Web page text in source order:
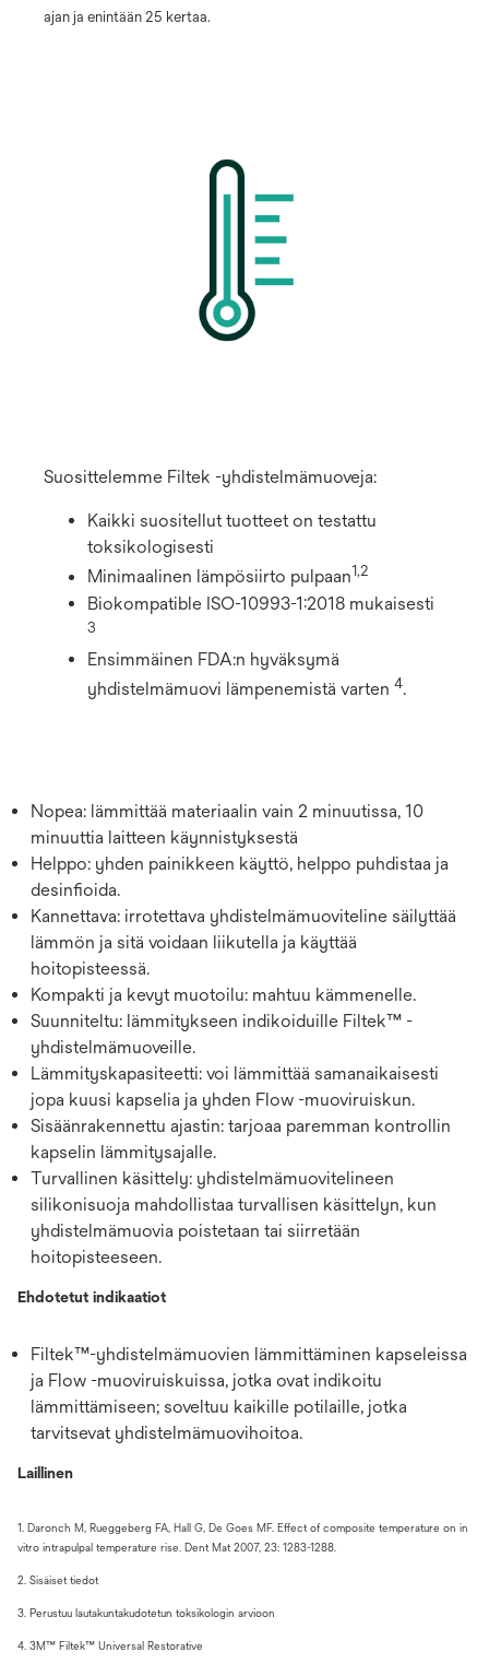
ajan ja enintään 25 kertaa.
Suosittelemme Filtek -yhdistelmämuoveja:
Kaikki suositellut tuotteet on testattu
toksikologisesti
Minimaalinen lämpösiirto pulpaan1,2
Biokompatible ISO-10993-1:2018 mukaisesti
3
Ensimmäinen FDA:n hyväksymä
yhdistelmämuovi lämpenemistä varten 4.
Nopea: lämmittää materiaalin vain 2 minuutissa, 10
minuuttia laitteen käynnistyksestä
Helppo: yhden painikkeen käyttö, helppo puhdistaa ja
desinfioida.
Kannettava: irrotettava yhdistelmämuoviteline säilyttää
lämmön ja sitä voidaan liikutella ja käyttää
hoitopisteessä.
Kompakti ja kevyt muotoilu: mahtuu kämmenelle.
Suunniteltu: lämmitykseen indikoiduille Filtek™ -
yhdistelmämuoveille.
Lämmityskapasiteetti: voi lämmittää samanaikaisesti
jopa kuusi kapselia ja yhden Flow -muoviruiskun.
Sisäänrakennettu ajastin: tarjoaa paremman kontrollin
kapselin lämmitysajalle.
Turvallinen käsittely: yhdistelmämuovitelineen
silikonisuoja mahdollistaa turvallisen käsittelyn, kun
yhdistelmämuovia poistetaan tai siirretään
hoitopisteeseen.
Ehdotetut indikaatiot
Filtek™-yhdistelmämuovien lämmittäminen kapseleissa
ja Flow -muoviruiskuissa, jotka ovat indikoitu
lämmittämiseen; soveltuu kaikille potilaille, jotka
tarvitsevat yhdistelmämuovihoitoa.
Laillinen
1. Daronch M, Rueggeberg FA, Hall G, De Goes MF. Effect of composite temperature on in
vitro intrapulpal temperature rise. Dent Mat 2007, 23: 1283-1288.
2. Sisäiset tiedot
3. Perustuu lautakuntakudotetun toksikologin arvioon
4. 3M™ Filtek™ Universal Restorative